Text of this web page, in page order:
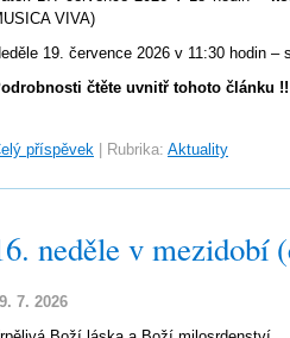
VIVA)
19. července 2026 v 11:30 hodin –
čtěte uvnitř tohoto článku
příspěvek Rubrika: Aktuality
neděle v mezidobí
7. 2026